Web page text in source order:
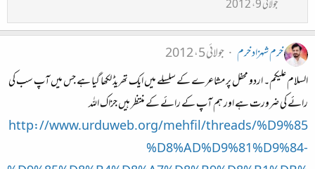
جولائی 9، 2012
خرم شہزاد خرم
جولائی 5، 2012
السلام علیکم۔ اردو محفل پر مشاعرے کے سلسلے میں ایک تھریڈ لکھا گیا ہے جس میں آپ سب کی
رائے کی ضرورت ہے اور ہم آپ کے رائے کے منتظر ہیں جزاک اللہ
http://www.urduweb.org/mehfil/threads/%D9%85
%D8%AD%D9%81%D9%84-